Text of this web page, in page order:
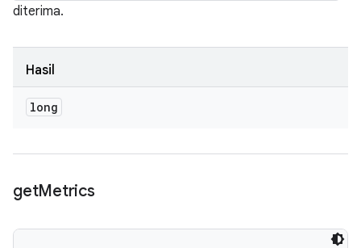
diterima.
Hasil
long
getMetrics